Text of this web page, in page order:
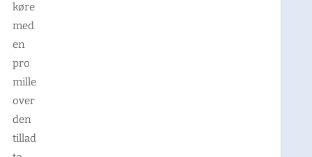
køre
med
en
pro
mille
over
den
tillad